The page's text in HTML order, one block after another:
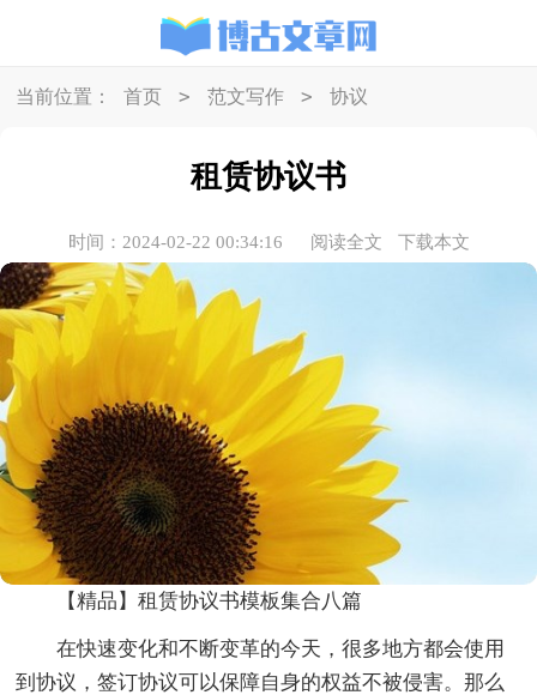
当前位置： 首页 > 范文写作 > 协议
租赁协议书
时间：2024-02-22 00:34:16 阅读全文 下载本文
【精品】租赁协议书模板集合八篇
在快速变化和不断变革的今天，很多地方都会使用
到协议，签订协议可以保障自身的权益不被侵害。那么